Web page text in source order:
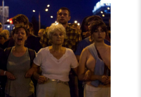
"Utviklingspolitikken
må
ta
menneskerettigheter
på
alvor"